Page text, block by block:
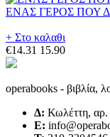
ΕΝΑΣ ΓΕΡΟΣ ΠΟΥ
+ Στο καλαθι
€14.31 15.90
operabooks - βιβλία,
Δ: Κωλέττη,
E: